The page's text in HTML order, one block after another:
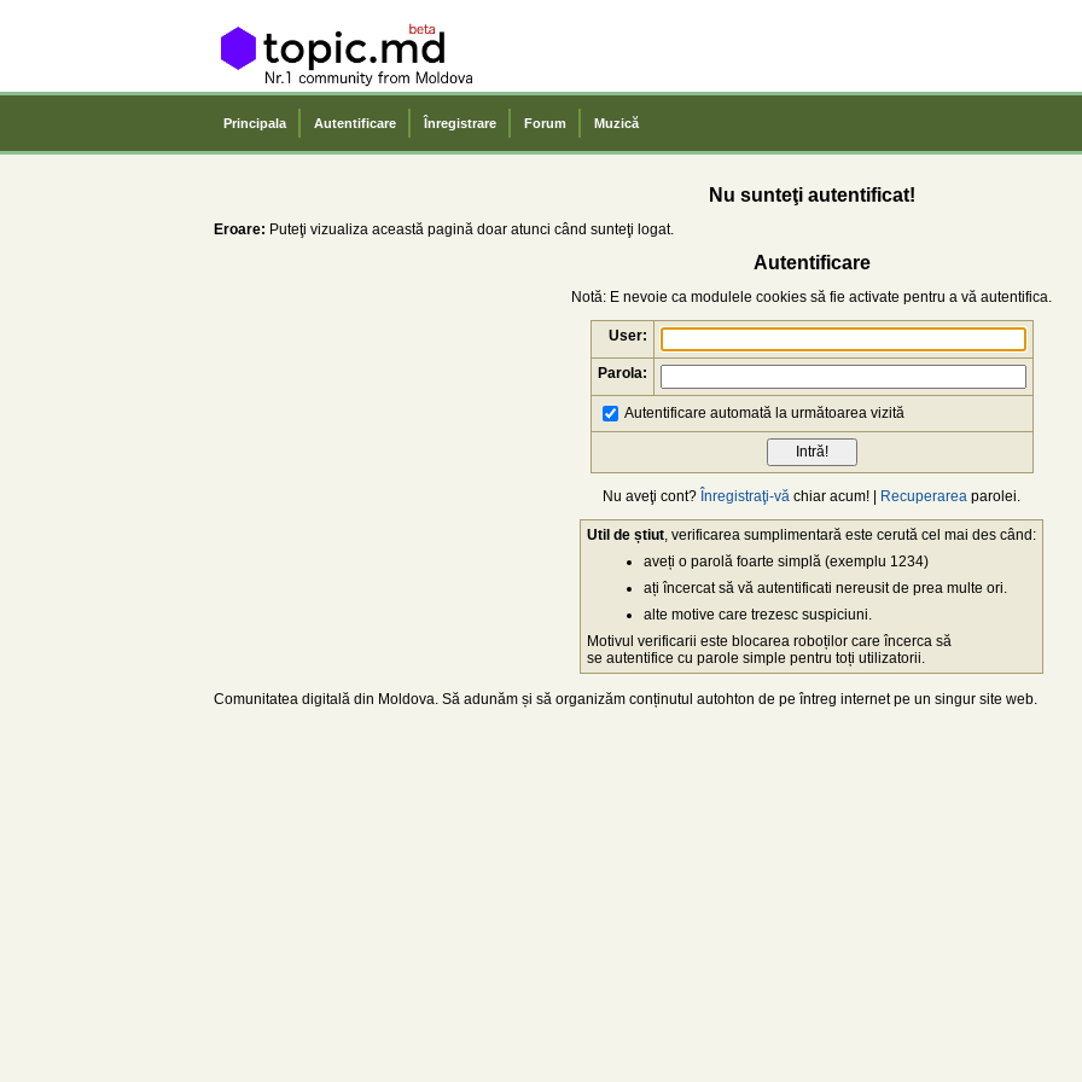
Principala Autentificare Înregistrare Forum Muzică
Nu sunteţi autentificat!
Eroare: Puteţi vizualiza această pagină doar atunci când sunteţi logat.
Autentificare
Notă: E nevoie ca modulele cookies să fie activate pentru a vă autentifica.
User:
Parola:
Autentificare automată la următoarea vizită
Nu aveţi cont? Înregistraţi-vă chiar acum! | Recuperarea parolei.
Util de știut , verificarea sumplimentară este cerută cel mai des când:
aveți o parolă foarte simplă (exemplu 1234)
ați încercat să vă autentificati nereusit de prea multe ori.
alte motive care trezesc suspiciuni.
Motivul verificarii este blocarea roboților care încerca să
se autentifice cu parole simple pentru toți utilizatorii.
Comunitatea digitală din Moldova. Să adunăm și să organizăm conținutul autohton de pe întreg internet pe un singur site web.